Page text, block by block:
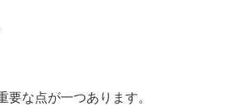
要な点が一つあります。